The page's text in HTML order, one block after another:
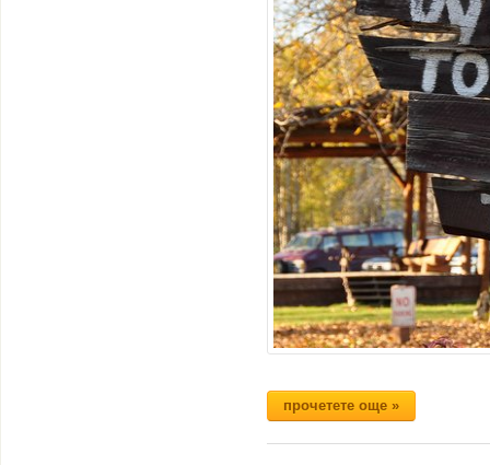
прочетете още »